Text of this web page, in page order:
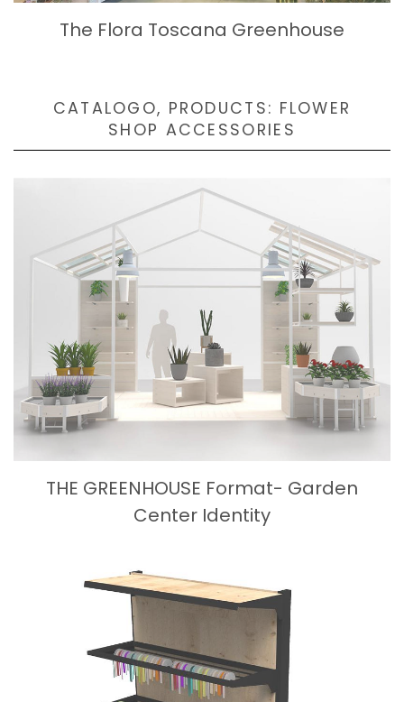
The Flora Toscana Greenhouse
CATALOGO, PRODUCTS: FLOWER
SHOP ACCESSORIES
THE GREENHOUSE Format- Garden
Center Identity